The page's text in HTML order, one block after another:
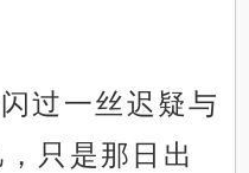
过一丝迟疑与
只是那日出